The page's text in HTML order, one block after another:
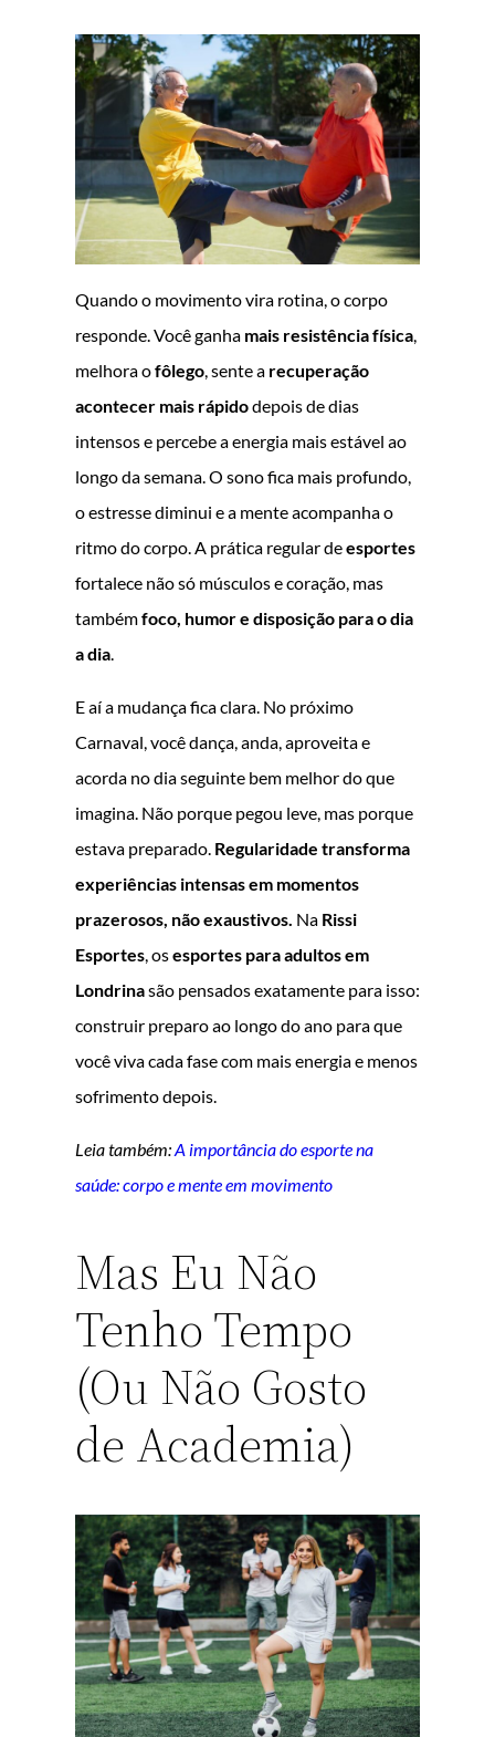
Quando o movimento vira rotina, o corpo
responde. Você ganha mais resistência física,
melhora ofôlego, sente a recuperação
acontecer mais rápidodepois de dias
intensos e percebe a energia mais estável ao
longo da semana. O sono fica mais profundo,
o estresse diminui e a mente acompanha o
ritmo do corpo. A prática regular deesportes
fortalece não só músculos e coração, mas
tambémfoco, humor e disposição para o dia
a dia.
E aí a mudança fica clara. No próximo
Carnaval, você dança, anda, aproveita e
acorda no dia seguinte bem melhor do que
imagina. Não porque pegou leve, mas porque
estava preparado. Regularidade transforma
experiências intensas em momentos
prazerosos, não exaustivos. Na Rissi
Esportes, osesportes para adultos em
Londrinasão pensados exatamente para isso:
construir preparo ao longo do ano para que
você viva cada fase com mais energia e menos
sofrimento depois.
Leia também:A importância do esporte na
saúde: corpo e mente em movimento
Mas Eu Não
Tenho Tempo
(Ou Não Gosto
de Academia)